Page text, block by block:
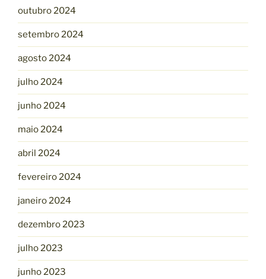
outubro 2024
setembro 2024
agosto 2024
julho 2024
junho 2024
maio 2024
abril 2024
fevereiro 2024
janeiro 2024
dezembro 2023
julho 2023
junho 2023